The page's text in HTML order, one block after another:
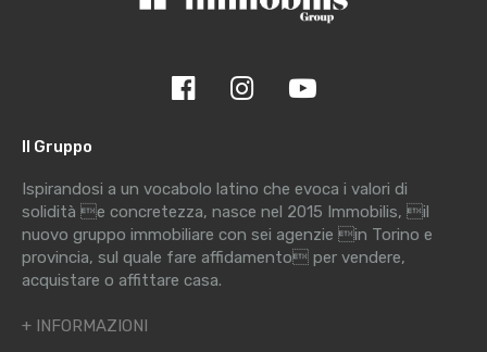
Il Gruppo
Ispirandosi a un vocabolo latino che evoca i valori di
solidità e concretezza, nasce nel 2015 Immobilis, il
nuovo gruppo immobiliare con sei agenzie in Torino e
provincia, sul quale fare affidamento per vendere,
acquistare o affittare casa.
+ INFORMAZIONI